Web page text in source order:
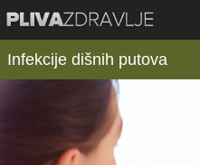
Infekcije dišnih putova